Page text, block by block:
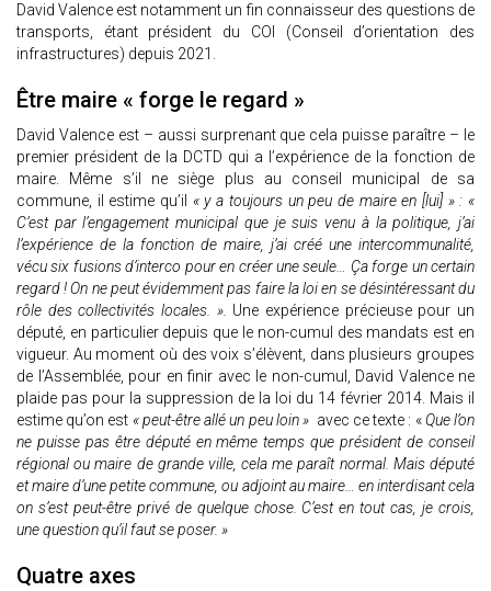
David Valence est notamment un fin connaisseur des questions de
transports, étant président du COI (Conseil d’orientation des
infrastructures) depuis 2021.
Être maire « forge le regard »
David Valence est – aussi surprenant que cela puisse paraître – le
premier président de la DCTD qui a l’expérience de la fonction de
maire. Même s’il ne siège plus au conseil municipal de sa
commune, il estime qu’il « y a toujours un peu de maire en [lui] » : «
C’est par l’engagement municipal que je suis venu à la politique, j’ai
l’expérience de la fonction de maire, j’ai créé une intercommunalité,
vécu six fusions d’interco pour en créer une seule… Ça forge un certain
regard ! On ne peut évidemment pas faire la loi en se désintéressant du
rôle des collectivités locales. ». Une expérience précieuse pour un
député, en particulier depuis que le non-cumul des mandats est en
vigueur. Au moment où des voix s’élèvent, dans plusieurs groupes
de l’Assemblée, pour en finir avec le non-cumul, David Valence ne
plaide pas pour la suppression de la loi du 14 février 2014. Mais il
estime qu’on est « peut-être allé un peu loin » avec ce texte : «Que l’on
ne puisse pas être député en même temps que président de conseil
régional ou maire de grande ville, cela me paraît normal. Mais député
et maire d’une petite commune, ou adjoint au maire… en interdisant cela
on s’est peut-être privé de quelque chose. C’est en tout cas, je crois,
une question qu’il faut se poser. »
Quatre axes